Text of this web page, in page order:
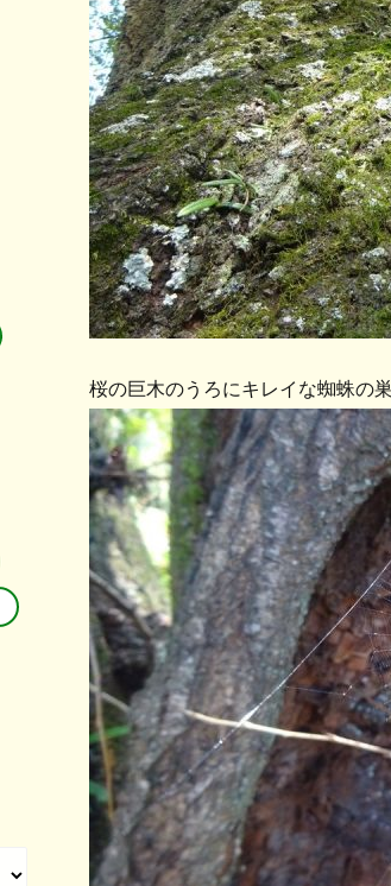
桜の巨木のうろにキレイな蜘蛛の巣